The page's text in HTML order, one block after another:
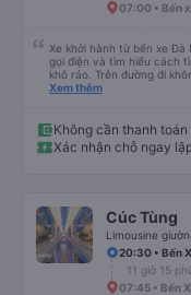
07:00 • Bến
Xe khởi hành từ bến xe
gọi điện và tìm hiểu cách
khô ráo. Trên đường đi
mọi thứ đều tuyệt vời.
Xem thêm
Không cần thanh toán
Xác nhận chỗ ngay
Cúc Tùng
20:30 • Bến
11 giờ 15
07:45 • Bến